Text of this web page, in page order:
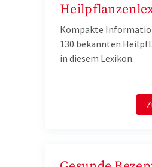
Kompakte
130 bekannten
in diesem Lexikon.